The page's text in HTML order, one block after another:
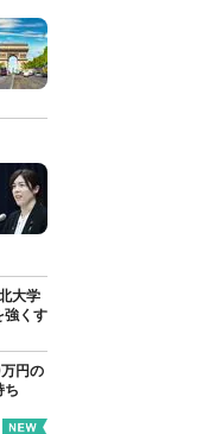
大学
強くす
円の
ち